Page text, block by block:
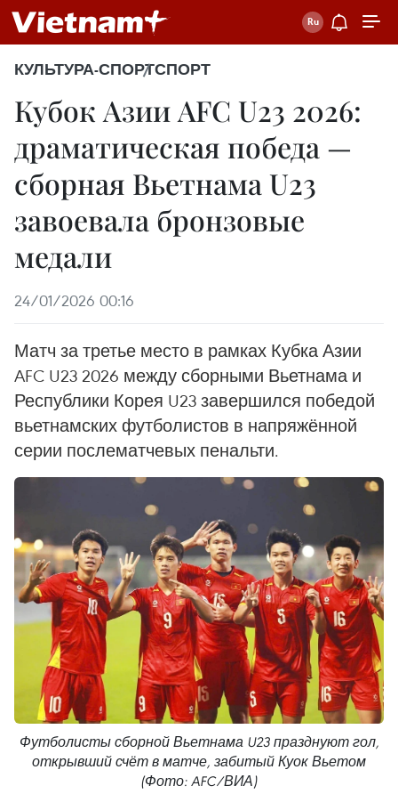
КУЛЬТУРА-СПОРТСПОРТ
Кубок Азии AFC U23 2026:
драматическая победа —
сборная Вьетнама U23
завоевала бронзовые
медали
24/01/2026 00:16
Матч за третье место в рамках Кубка Азии
AFC U23 2026 между сборными Вьетнама и
Республики Корея U23 завершился победой
вьетнамских футболистов в напряжённой
серии послематчевых пенальти.
Футболисты сборной Вьетнама U23 празднуют гол,
открывший счёт в матче, забитый Куок Вьетом
(Фото: AFC/ВИА)